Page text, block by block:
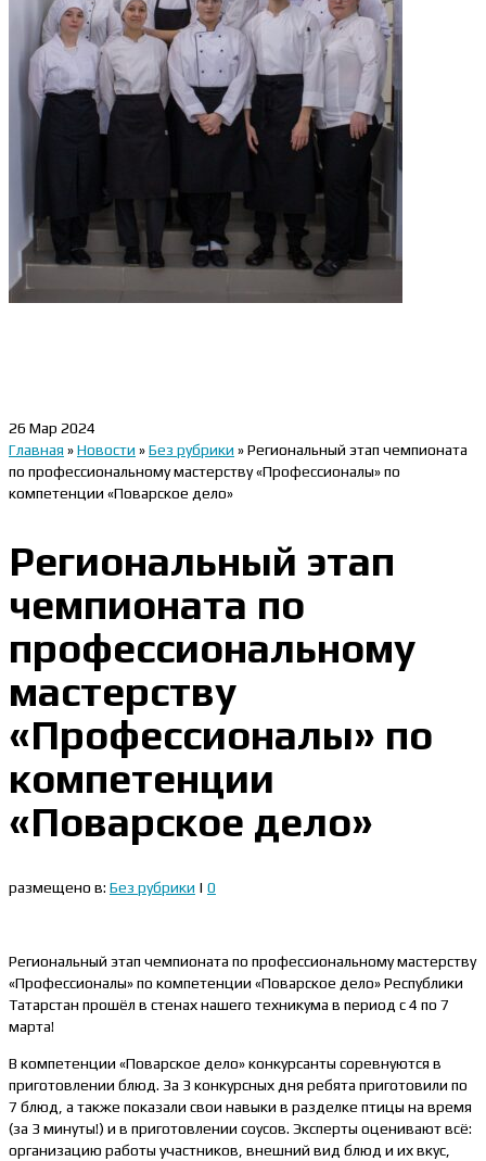
26 Мар 2024
Главная »Новости »Без рубрики »Региональный этап чемпионата
по профессиональному мастерству «Профессионалы» по
компетенции «Поварское дело»
Региональный этап
чемпионата по
профессиональному
мастерству
«Профессионалы» по
компетенции
«Поварское дело»
размещено в: Без рубрики | 0
Региональный этап чемпионата по профессиональному мастерству
«Профессионалы» по компетенции «Поварское дело» Республики
Татарстан прошёл в стенах нашего техникума в период с 4 по 7
марта!
В компетенции «Поварское дело» конкурсанты соревнуются в
приготовлении блюд. За 3 конкурсных дня ребята приготовили по
7 блюд, а также показали свои навыки в разделке птицы на время
(за 3 минуты!) и в приготовлении соусов. Эксперты оценивают всё:
организацию работы участников, внешний вид блюд и их вкус,